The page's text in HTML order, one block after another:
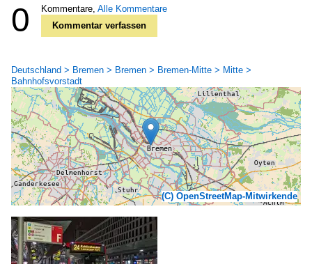
0 Kommentare, Alle Kommentare
Kommentar verfassen
Deutschland > Bremen > Bremen > Bremen-Mitte > Mitte >
Bahnhofsvorstadt
(C) OpenStreetMap-Mitwirkende